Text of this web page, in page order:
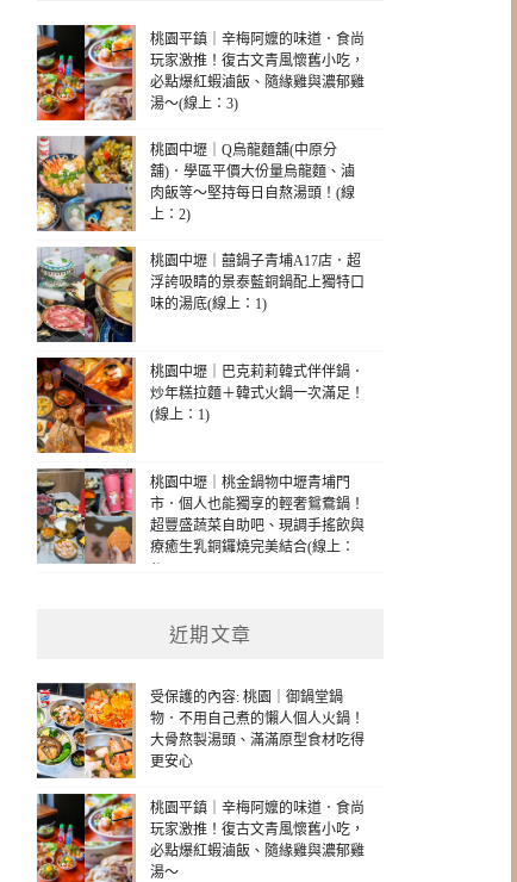
桃園平鎮｜辛梅阿嬤的味道．食尚
玩家激推！復古文青風懷舊小吃，
必點爆紅蝦滷飯、隨緣雞與濃郁雞
湯～(線上：3)
桃園中壢｜Q烏龍麵舖(中原分
舖)．學區平價大份量烏龍麵、滷
肉飯等～堅持每日自熬湯頭！(線
上：2)
桃園中壢｜囍鍋子青埔A17店．超
浮誇吸睛的景泰藍銅鍋配上獨特口
味的湯底(線上：1)
桃園中壢｜巴克莉莉韓式伴伴鍋．
炒年糕拉麵＋韓式火鍋一次滿足！
(線上：1)
桃園中壢｜桃金鍋物中壢青埔門
市．個人也能獨享的輕奢鴛鴦鍋！
超豐盛蔬菜自助吧、現調手搖飲與
療癒生乳銅鑼燒完美結合(線上：
1)
近期文章
受保護的內容: 桃園｜御鍋堂鍋
物．不用自己煮的懶人個人火鍋！
大骨熬製湯頭、滿滿原型食材吃得
更安心
桃園平鎮｜辛梅阿嬤的味道．食尚
玩家激推！復古文青風懷舊小吃，
必點爆紅蝦滷飯、隨緣雞與濃郁雞
湯～